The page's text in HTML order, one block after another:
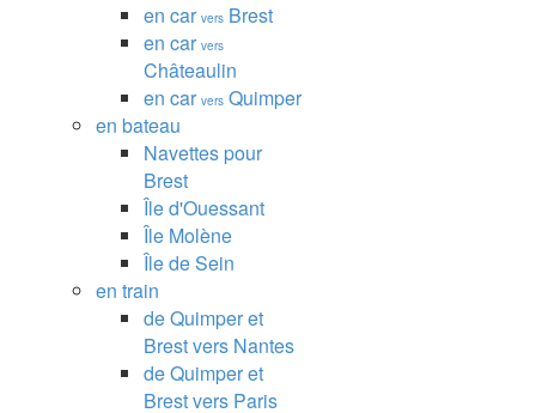
en car vers Brest
en car vers
Châteaulin
en car vers Quimper
en bateau
Navettes pour
Brest
Île d'Ouessant
Île Molène
Île de Sein
en train
de Quimper et
Brest vers Nantes
de Quimper et
Brest vers Paris